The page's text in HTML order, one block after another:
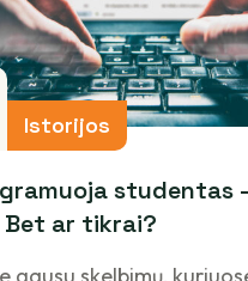
Istorijos
studentas
Bet ar tikrai?
gausu skelbimų,